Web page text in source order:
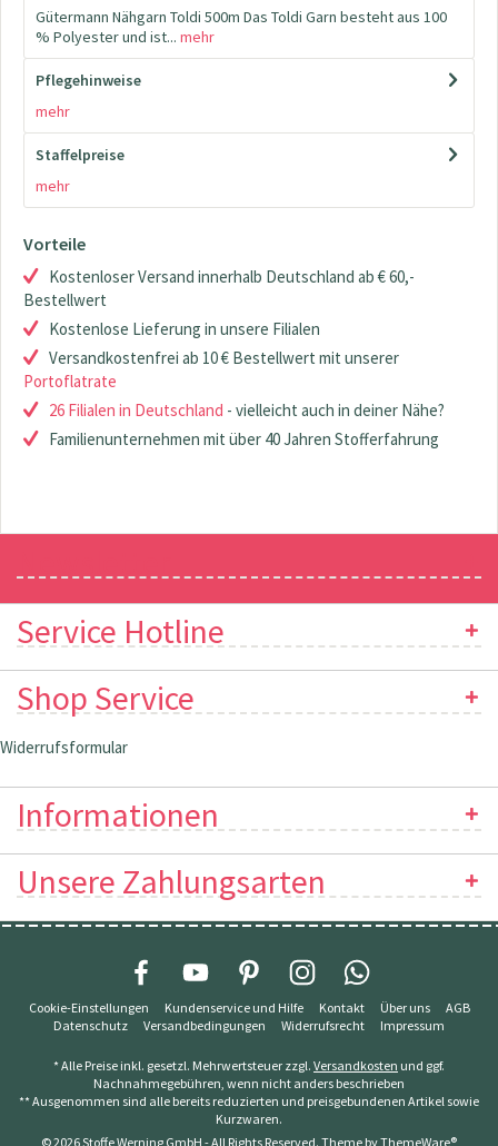
Gütermann Nähgarn Toldi 500m Das Toldi Garn besteht aus 100
% Polyester und ist... mehr
Pflegehinweise
mehr
Staffelpreise
mehr
Vorteile
Kostenloser Versand innerhalb Deutschland ab € 60,-
Bestellwert
Kostenlose Lieferung in unsere Filialen
Versandkostenfrei ab 10 € Bestellwert mit unserer
Portoflatrate
26 Filialen in Deutschland - vielleicht auch in deiner Nähe?
Familienunternehmen mit über 40 Jahren Stofferfahrung
Service Hotline
Shop Service
Widerrufsformular
Informationen
Unsere Zahlungsarten
Cookie-Einstellungen Kundenservice und Hilfe Kontakt Über uns
AGB
Datenschutz
Versandbedingungen Widerrufsrecht Impressum
* Alle Preise inkl. gesetzl. Mehrwertsteuer zzgl. Versandkosten und ggf.
Nachnahmegebühren, wenn nicht anders beschrieben
** Ausgenommen sind alle bereits reduzierten und preisgebundenen Artikel sowie
Kurzwaren.
© 2026 Stoffe Werning GmbH - All Rights Reserved. Theme byThemeWare®